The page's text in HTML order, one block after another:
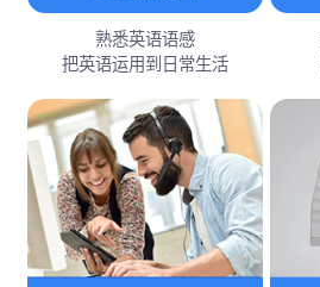
熟悉英语语感
把英语运用到日常生活